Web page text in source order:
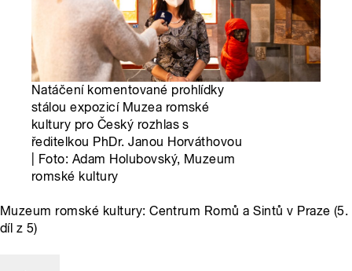
Natáčení komentované prohlídky
stálou expozicí Muzea romské
kultury pro Český rozhlas s
ředitelkou PhDr. Janou Horváthovou
| Foto: Adam Holubovský, Muzeum
romské kultury
Muzeum romské kultury: Centrum Romů a Sintů v Praze (5.
díl z 5)